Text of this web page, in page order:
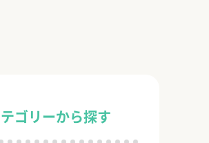
ゴリーから探す